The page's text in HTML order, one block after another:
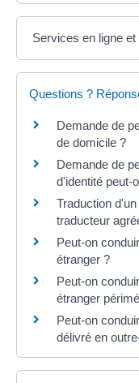
Services en ligne
Questions ?
Demande de
de domicile ?
Demande de
d'identité peut-
Traduction
traducteur
Peut-on
étranger ?
Peut-on
étranger
Peut-on
délivré en